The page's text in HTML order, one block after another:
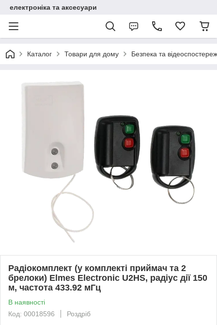
електроніка та аксесуари
Каталог Товари для дому Безпека та
Радіокомплект (у комплекті приймач та 2
брелоки) Elmes Electronic U2HS, радіус дії 150
м, частота 433.92 мГц
В наявності
Код: 00018596
Роздріб